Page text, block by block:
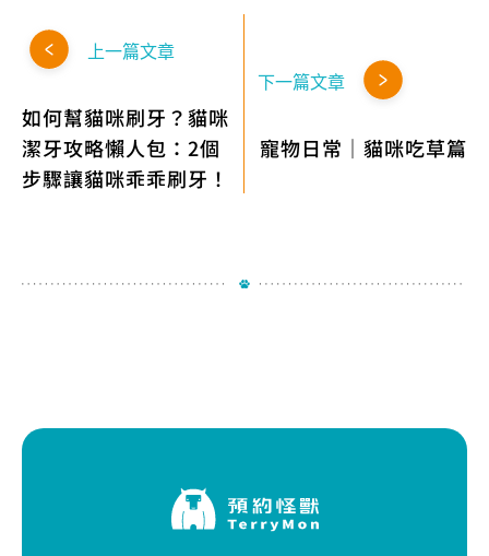
上一篇文章
如何幫貓咪刷牙？貓咪
潔牙攻略懶人包：2個
步驟讓貓咪乖乖刷牙！
下一篇文章
寵物日常｜貓咪吃草篇